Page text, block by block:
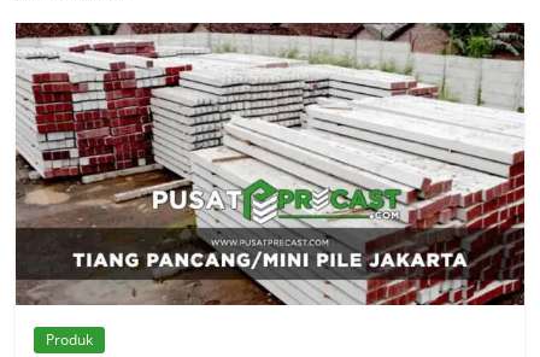
Produk